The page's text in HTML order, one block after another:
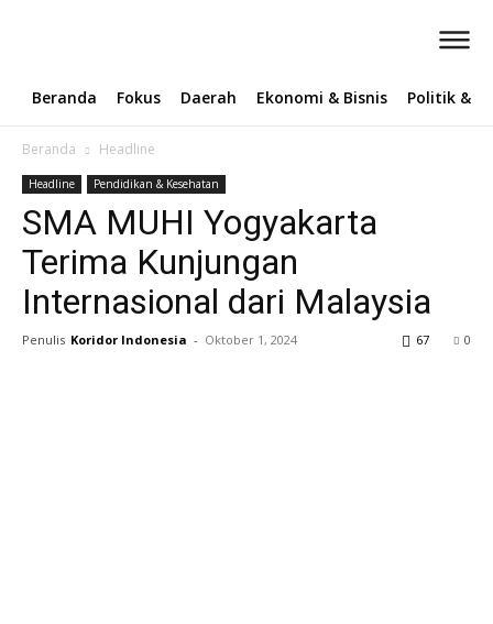
Beranda Fokus Daerah Ekonomi & Bisnis Politik &
Beranda Headline
Headline Pendidikan & Kesehatan
SMA MUHI Yogyakarta
Terima Kunjungan
Internasional dari Malaysia
Penulis Koridor Indonesia - Oktober 1, 2024 0
67